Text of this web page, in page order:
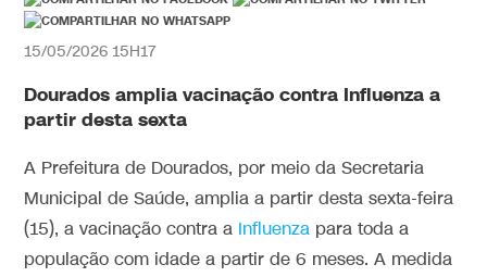
15/05/2026 15H17
Dourados amplia vacinação contra Influenza a
partir desta sexta
A Prefeitura de Dourados, por meio da Secretaria
Municipal de Saúde, amplia a partir desta sexta-feira
(15), a vacinação contra a Influenza para toda a
população com idade a partir de 6 meses. A medida